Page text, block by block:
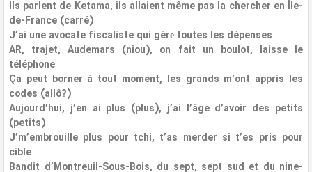
Ils parlent de Ketama, ils allaient même pas la chercher en Île-
de-France (carré)
J’ai une avocate fiscaliste qui gèrе toutes les dépenses
AR, trajet, Audemars (niou), on fait un boulot, laisse le
téléphone
Ça peut borner à tout moment, les grands m’ont appris les
codes (allô?)
Aujourd’hui, j’en ai plus (plus), j’ai l’âge d’avoir des petits
(petits)
J’m’embrouille plus pour tchi, t’as merder si t’es pris pour
cible
Bandit d’Montreuil-Sous-Bois, du sept, sept sud et du nine-